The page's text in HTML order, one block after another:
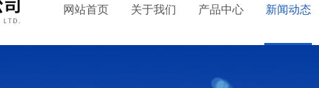
网站首页 关于我们 产品中心 新闻动态